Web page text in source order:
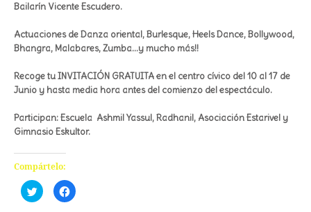
Bailarín Vicente Escudero.
Actuaciones de Danza oriental, Burlesque, Heels Dance, Bollywood,
Bhangra, Malabares, Zumba…y mucho más!!
Recoge tu INVITACIÓN GRATUITA en el centro cívico del 10 al 17 de
Junio y hasta media hora antes del comienzo del espectáculo.
Participan: Escuela Ashmil Yassul, Radhanil, Asociación Estarivel y
Gimnasio Eskultor.
Compártelo:
Haz
clic
Haz
clic